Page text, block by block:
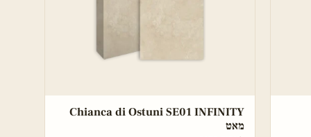
Chianca di Ostuni SE01 INFINITY
מאט